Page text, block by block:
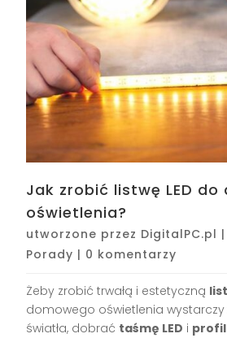
Jak zrobić listwę LED do
oświetlenia?
utworzone przez DigitalPC.pl |
Porady | 0 komentarzy
Żeby zrobić trwałą i estetyczną
domowego oświetlenia
światła, dobrać taśmę LED i